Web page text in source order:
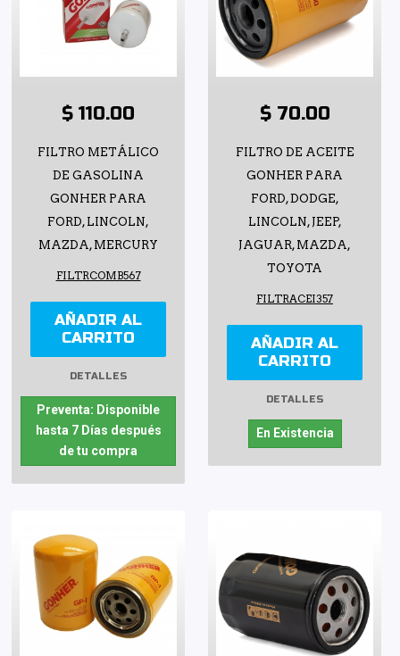
$ 110.00
FILTRO METÁLICO
DE GASOLINA
GONHER PARA
FORD, LINCOLN,
MAZDA, MERCURY
FILTRCOMB567
AÑADIR AL
CARRITO
DETALLES
Preventa: Disponible
hasta 7 Días después
de tu compra
$ 70.00
FILTRO DE ACEITE
GONHER PARA
FORD, DODGE,
LINCOLN, JEEP,
JAGUAR, MAZDA,
TOYOTA
FILTRACEI357
AÑADIR AL
CARRITO
DETALLES
En Existencia